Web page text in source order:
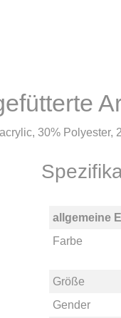
30% Polyester,
allgemeine
Farbe
Größe
Gender